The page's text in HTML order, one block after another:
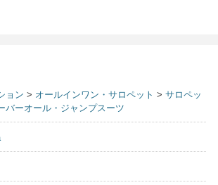
ョン > オールインワン・サロペット > サロペッ
バーオール・ジャンプスーツ